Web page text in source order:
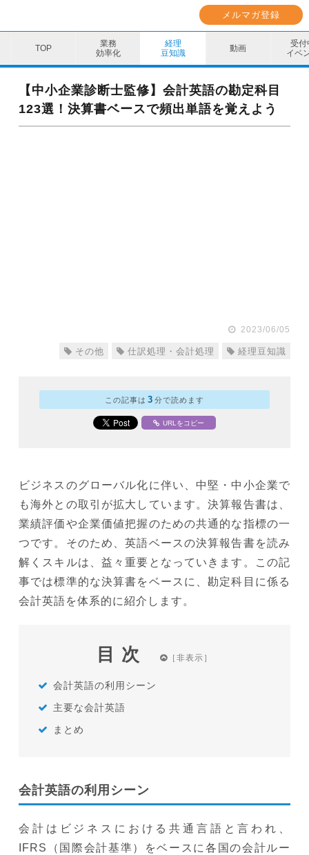
メルマガ登録
業務
効率化
経理
豆知識
動画
受付
イベ
業務効率化
経理豆知識
【中小企業診断士監修】会計英語の勘定科目
123選！決算書ベースで頻出単語を覚えよう
2023/06/05
その他 仕訳処理・会計処理 経理豆知識
この記事は 3 分で読めます
URLをコピー
ビジネスのグローバル化に伴い、中堅・中小企業で
も海外との取引が拡大しています。決算報告書は、
業績評価や企業価値把握のための共通的な指標の一
つです。そのため、英語ベースの決算報告書を読み
解くスキルは、益々重要となっていきます。この記
事では標準的な決算書をベースに、勘定科目に係る
会計英語を体系的に紹介します。
目次
会計英語の利用シーン
主要な会計英語
まとめ
会計英語の利用シーン
会計はビジネスにおける共通言語と言われ、
IFRS（国際会計基準）をベースに各国の会計ルー